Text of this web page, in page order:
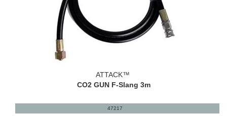
ATTACK™
CO2 GUN F-Slang 3m
47217